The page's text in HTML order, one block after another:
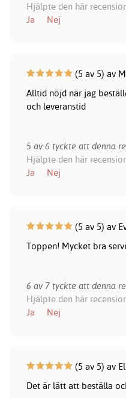
Hjälpte den här
Ja
Nej
(5 av 5) av
Alltid nöjd när jag
och leveranstid
5 av 6 tyckte att denna
Hjälpte den här
Ja
Nej
(5 av 5) av
Toppen! Mycket bra
6 av 7 tyckte att denna
Hjälpte den här
Ja
Nej
(5 av 5) av
Det är lätt att beställa